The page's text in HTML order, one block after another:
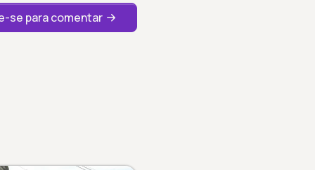
se para comentar